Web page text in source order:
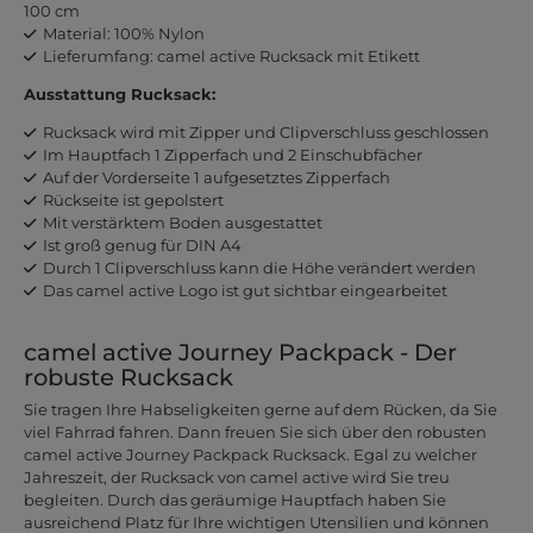
100 cm
Material: 100% Nylon
Lieferumfang: camel active Rucksack mit Etikett
Ausstattung Rucksack:
Rucksack wird mit Zipper und Clipverschluss geschlossen
Im Hauptfach 1 Zipperfach und 2 Einschubfächer
Auf der Vorderseite 1 aufgesetztes Zipperfach
Rückseite ist gepolstert
Mit verstärktem Boden ausgestattet
Ist groß genug für DIN A4
Durch 1 Clipverschluss kann die Höhe verändert werden
Das camel active Logo ist gut sichtbar eingearbeitet
camel active Journey Packpack - Der
robuste Rucksack
Sie tragen Ihre Habseligkeiten gerne auf dem Rücken, da Sie
viel Fahrrad fahren. Dann freuen Sie sich über den robusten
camel active Journey Packpack Rucksack. Egal zu welcher
Jahreszeit, der Rucksack von camel active wird Sie treu
begleiten. Durch das geräumige Hauptfach haben Sie
ausreichend Platz für Ihre wichtigen Utensilien und können